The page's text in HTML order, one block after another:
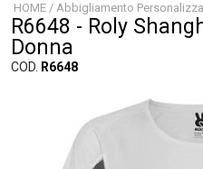
HOME / Abbigliamento
R6648 - Roly
Donna
COD. R6648